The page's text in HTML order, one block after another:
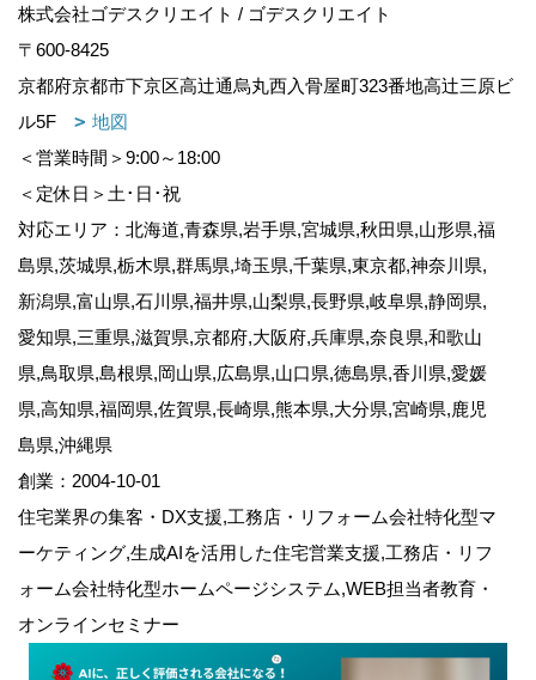
株式会社ゴデスクリエイト / ゴデスクリエイト
〒600-8425
京都府京都市下京区高辻通烏丸西入骨屋町323番地高辻三原ビ
ル5F
地図
＜営業時間＞9:00～18:00
＜定休日＞土･日･祝
対応エリア：北海道,青森県,岩手県,宮城県,秋田県,山形県,福
島県,茨城県,栃木県,群馬県,埼玉県,千葉県,東京都,神奈川県,
新潟県,富山県,石川県,福井県,山梨県,長野県,岐阜県,静岡県,
愛知県,三重県,滋賀県,京都府,大阪府,兵庫県,奈良県,和歌山
県,鳥取県,島根県,岡山県,広島県,山口県,徳島県,香川県,愛媛
県,高知県,福岡県,佐賀県,長崎県,熊本県,大分県,宮崎県,鹿児
島県,沖縄県
創業：2004-10-01
住宅業界の集客・DX支援,工務店・リフォーム会社特化型マ
ーケティング,生成AIを活用した住宅営業支援,工務店・リフ
ォーム会社特化型ホームページシステム,WEB担当者教育・
オンラインセミナー